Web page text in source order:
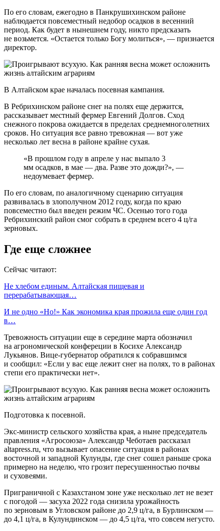
По его словам, ежегодно в Панкрушихинском районе
наблюдается повсеместный недобор осадков в весенний
период. Как будет в нынешнем году, никто предсказать
не возьмется. «Остается только Богу молиться», — признается
директор.
В Алтайском крае началась посевная кампания.
В Ребрихинском районе снег на полях еще держится,
рассказывает местный фермер Евгений Долгов. Сход
снежного покрова ожидается в пределах среднемноголетних
сроков. Но ситуация все равно тревожная — вот уже
несколько лет весна в районе крайне сухая.
«В прошлом году в апреле у нас выпало 3
мм осадков, в мае — два. Разве это дожди?», —
недоумевает фермер.
По его словам, по аналогичному сценарию ситуация
развивалась в злополучном 2012 году, когда по краю
повсеместно был введен режим ЧС. Осенью того года
Ребрихинский район смог собрать в среднем всего 4 ц/га
зерновых.
Где еще сложнее
Сейчас читают:
Не хлебом единым. Алтайская пищевая и
перерабатывающая…
И не одно «Но!» Как экономика края прожила еще один год
в…
Тревожность ситуации еще в середине марта обозначил
на агрономической конфереции в Косихе Александр
Лукьянов. Вице-губернатор обратился к собравшимся
и сообщил: «Если у вас еще лежит снег на полях, то в районах
степи его практически нет».
Подготовка к посевной.
Экс-министр сельского хозяйства края, а ныне председатель
правления «Агросоюза» Александр Чеботаев рассказал
altapress.ru, что вызывает опасение ситуация в районах
восточной и западной Кулунды, где снег сошел раньше срока
примерно на неделю, что грозит пересушенностью почвы
и суховеями.
Приграничной с Казахстаном зоне уже несколько лет не везет
с погодой — засуха 2022 года снизила урожайность
по зерновым в Угловском районе до 2,9 ц/га, в Бурлинском —
до 4,1 ц/га, в Кулундинском — до 4,5 ц/га, что совсем негусто.